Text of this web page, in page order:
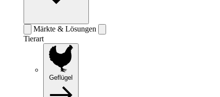
Märkte & Lösungen
Tierart
Geflügel